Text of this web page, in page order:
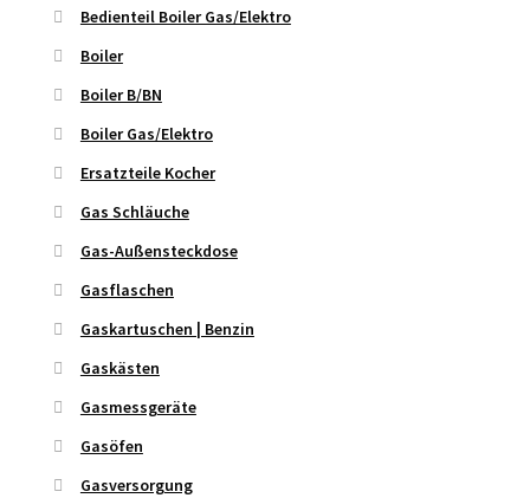
Bedienteil Boiler Gas/Elektro
Boiler
Boiler B/BN
Boiler Gas/Elektro
Ersatzteile Kocher
Gas Schläuche
Gas-Außensteckdose
Gasflaschen
Gaskartuschen | Benzin
Gaskästen
Gasmessgeräte
Gasöfen
Gasversorgung